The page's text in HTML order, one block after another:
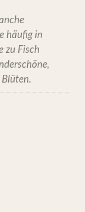
häufig in
zu Fisch